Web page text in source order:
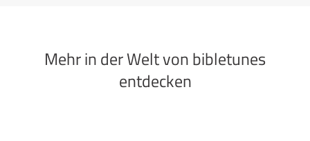
Mehr in der Welt von bibletunes
entdecken